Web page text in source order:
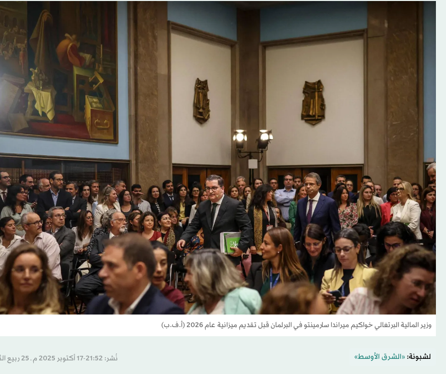
وزير المالية البرتغالي خواكيم ميراندا سارمينتو في البرلمان قبل تقديم ميزانية عام 2026 (أ.ف.ب)
لشبونة: «الشرق الأوسط» نُشر: 21:52-17 أكتوبر 2025 م ـ 25 ربيع الثاني 1447 هـ